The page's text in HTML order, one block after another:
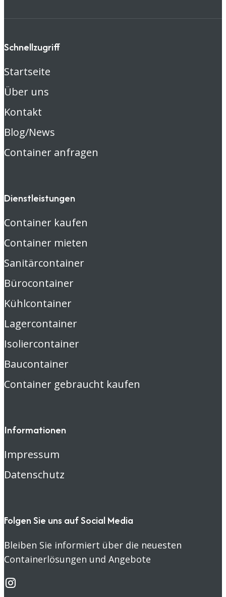
Schnellzugriff
Startseite
Über uns
Kontakt
Blog/News
Container anfragen
Dienstleistungen
Container kaufen
Container mieten
Sanitärcontainer
Bürocontainer
Kühlcontainer
Lagercontainer
Isoliercontainer
Baucontainer
Container gebraucht kaufen
Informationen
Impressum
Datenschutz
Folgen Sie uns auf Social Media
Bleiben Sie informiert über die neuesten
Containerlösungen und Angebote